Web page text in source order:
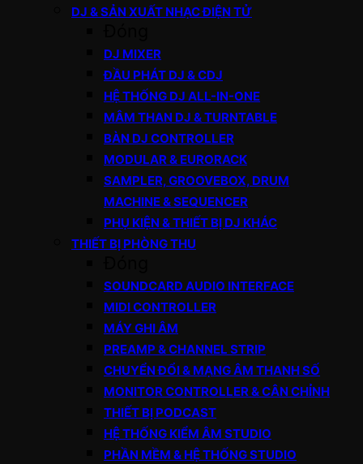
DJ & SẢN XUẤT NHẠC ĐIỆN TỬ
DJ MIXER
ĐẦU PHÁT DJ & CDJ
HỆ THỐNG DJ ALL-IN-ONE
MÂM THAN DJ & TURNTABLE
BÀN DJ CONTROLLER
MODULAR & EURORACK
SAMPLER, GROOVEBOX, DRUM
MACHINE & SEQUENCER
PHỤ KIỆN & THIẾT BỊ DJ KHÁC
THIẾT BỊ PHÒNG THU
SOUNDCARD AUDIO INTERFACE
MIDI CONTROLLER
MÁY GHI ÂM
PREAMP & CHANNEL STRIP
CHUYỂN ĐỔI & MẠNG ÂM THANH SỐ
MONITOR CONTROLLER & CÂN CHỈNH
THIẾT BỊ PODCAST
HỆ THỐNG KIỂM ÂM STUDIO
PHẦN MỀM & HỆ THỐNG STUDIO